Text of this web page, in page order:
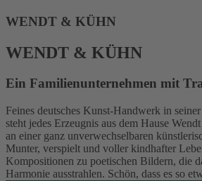
WENDT & KÜHN
WENDT & KÜHN
Ein Familienunternehmen mit
Feines deutsches Kunst-Handwerk in
steht jedes Erzeugnis aus dem Hause
an einer ganz unverwechselbaren
Munter, verspielt und voller kindhafter
Kompositionen zu poetischen Bildern, die
Harmonie ausstrahlen. Schön, dass es so